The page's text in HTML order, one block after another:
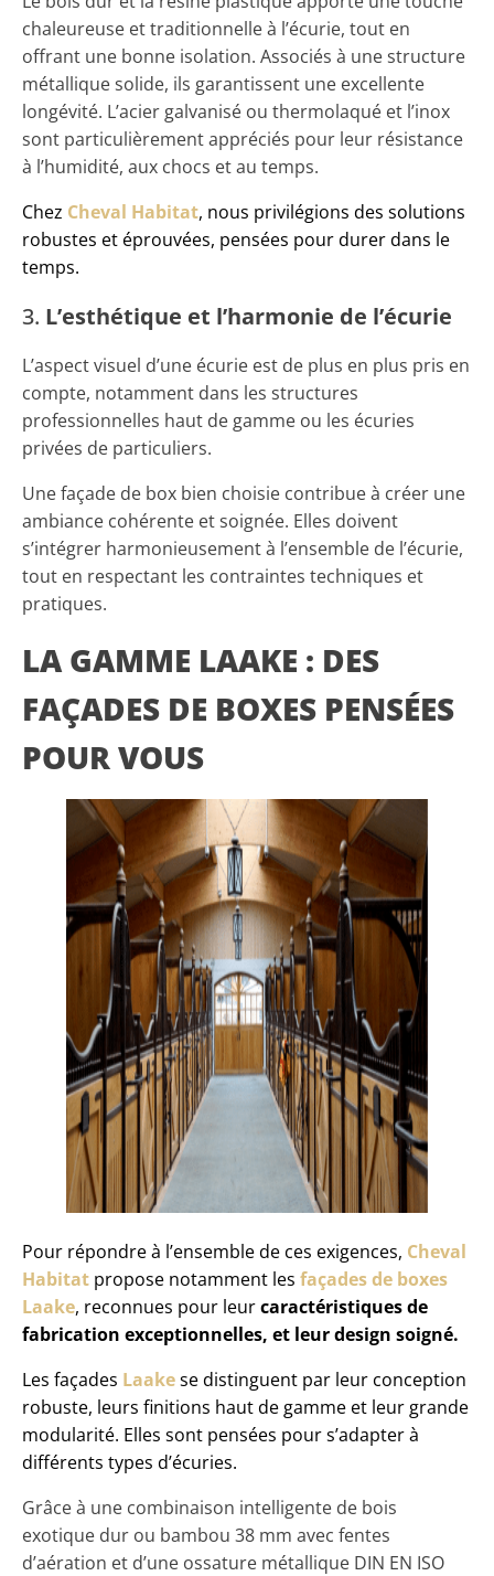
chaleureuse et traditionnelle à l’écurie, tout en
offrant une bonne isolation. Associés à une structure
métallique solide, ils garantissent une excellente
longévité. L’acier galvanisé ou thermolaqué et l’inox
sont particulièrement appréciés pour leur résistance
à l’humidité, aux chocs et au temps.
Chez Cheval Habitat, nous privilégions des solutions
robustes et éprouvées, pensées pour durer dans le
temps.
3. L’esthétique et l’harmonie de l’écurie
L’aspect visuel d’une écurie est de plus en plus pris en
compte, notamment dans les structures
professionnelles haut de gamme ou les écuries
privées de particuliers.
Une façade de box bien choisie contribue à créer une
ambiance cohérente et soignée. Elles doivent
s’intégrer harmonieusement à l’ensemble de l’écurie,
tout en respectant les contraintes techniques et
pratiques.
LA GAMME LAAKE : DES
FAÇADES DE BOXES PENSÉES
POUR VOUS
Pour répondre à l’ensemble de ces exigences, Cheval
Habitat propose notamment les façades de boxes
Laake, reconnues pour leurcaractéristiques de
fabrication exceptionnelles, et leur design soigné.
Les façades Laakese distinguent par leur conception
robuste, leurs finitions haut de gamme et leur grande
modularité. Elles sont pensées pour s’adapter à
différents types d’écuries.
Grâce à une combinaison intelligente de bois
exotique dur ou bambou 38 mm avec fentes
d’aération et d’une ossature métallique DIN EN ISO